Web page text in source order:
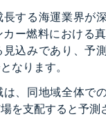
長する海運業界が
ー燃料における真
込みであり、予
なります。
は、同地域全体で
を支配すると予測